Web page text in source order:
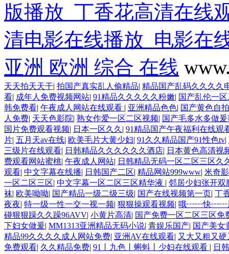
版播放_丁香花高清在线
清电影在线播放_电影在
亚洲 欧洲 综合 在线
天天拍天天干| 拍国产真实乱人偷精品| 精品国产乱码久久久久
看| 成年人免费视频网站| 91精品久久久久久粉嫩| 国产乱伦一
韩免费看| 午夜成人网站在线观看 | 亚洲精品色色| 国产黄色自
人免费| 天天色影院| 熟女作爱一区二区视频| 国产毛多水多做
国片免费观看视频| 日本一区久久 | 91精品国产午夜福利在线观
片| 五月天av在线| 欧美毛片大黄少妇| 91久久精品国产91性色tv|
三级片在线观看| 日韩精品久久久久久久酒店| 日本黄色高清视
费观看网站蜜桃| 午夜成人网站| 日韩精品无码一区二区三区久
观看| 中文字幕在线播| 日韩国产二区| 精品网站999www| 米奇
一区二区三区| 中文字幕一区二区三区精华液 | 邻居少妇张开双
袜| 欧美呦呦| 国产精品一级二级三级| 国产在线视频第一页| 丁
夜夜| 特一级一性一交一视一频| 狠狠操观看视频| 哦┅┅快┅┅
碰狠狠躁久久躁96AVV| 小黄片高清| 国产免费一区二区三区免
下妇女做爰| MM1313亚洲精品无码小说| 青娱乐国产| 国产美女
精品99久久久久成人网站免费| 亚洲AV在线观看| 又大又粗又
免费观看| 久久精品免费| 91丨九色丨蝌蚪丨少妇在线观看 | 日